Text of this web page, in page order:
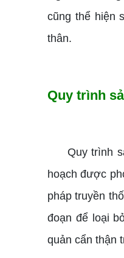
cũng thể hiện
thân.
Quy trình
Quy trình
hoạch được
pháp truyền
đoạn để loại
quản cẩn thận